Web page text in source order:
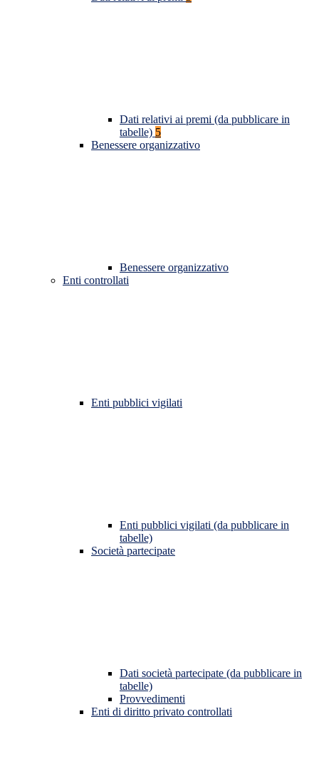
Dati relativi ai premi (da pubblicare in
tabelle) 5
Benessere organizzativo
Benessere organizzativo
Enti controllati
Enti pubblici vigilati
Enti pubblici vigilati (da pubblicare in
tabelle)
Società partecipate
Dati società partecipate (da pubblicare in
tabelle)
Provvedimenti
Enti di diritto privato controllati